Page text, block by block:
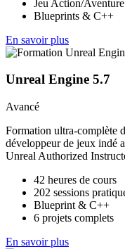
Jeu Action/Aventure
Blueprints & C++
En savoir plus
Unreal Engine 5.7
Avancé
Formation ultra-complète
développeur de jeux indé
Unreal Authorized
42 heures de cours
202 sessions
Blueprint & C++
6 projets complets
En savoir plus